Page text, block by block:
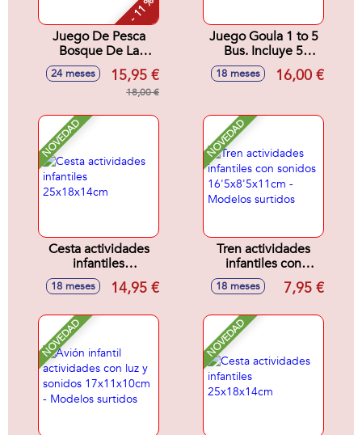
- 11 %
Juego De Pesca
Bosque De La
Amistad Fisher-
Price 17x14x18 cm
24 meses 15,95 €
18,00 €
Juego Goula 1 to 5
Bus. Incluye 5
anmales para
colocar
18 meses 16,00 €
NOVEDAD
Cesta actividades
infantiles
25x18x14cm
18 meses 14,95 €
NOVEDAD
Tren actividades
infantiles con
sonidos
16'5x8'5x11cm -
18 meses 7,95 €
NOVEDAD NOVEDAD